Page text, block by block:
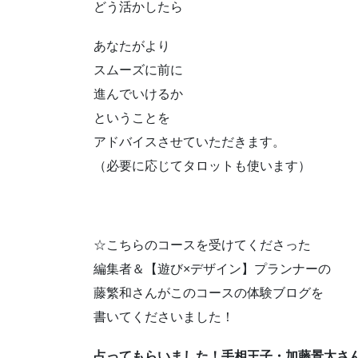
どう活かしたら
あなたがより
スムーズに前に
進んでいけるか
ということを
アドバイスさせていただきます。
（必要に応じてタロットも使います）
☆こちらのコースを受けてくださった
編集者＆【遊び×デザイン】プランナーの
藤繁和さんがこのコースの体験ブログを
書いてくださいました！